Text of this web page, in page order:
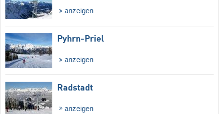
anzeigen
Pyhrn-Priel
anzeigen
Radstadt
anzeigen